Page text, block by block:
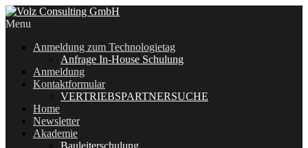
Menu
Anmeldung zum Technologietag
Anfrage In-House Schulung
Anmeldung
Kontaktformular
VERTRIEBSPARTNERSUCHE
Home
Newsletter
Akademie
Bauleiterschulung